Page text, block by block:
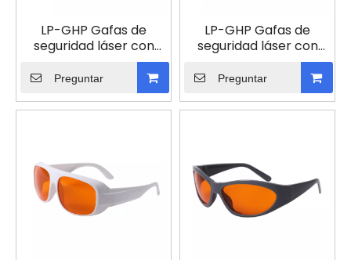
LP-GHP Gafas de
seguridad láser con
Preguntar
LP-GHP Gafas de
seguridad láser con
Preguntar